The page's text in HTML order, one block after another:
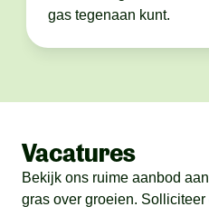
gas tegenaan kunt.
Vacatures
Bekijk ons ruime aanbod
gras over groeien. Solliciteer